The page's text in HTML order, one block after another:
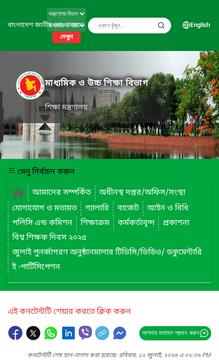
বাংলাদেশ জাতীয় তথ্য বাতায়ন
দেখুন
English
মাধ্যমিক ও উচ্চ শিক্ষা বিভাগ
শিক্ষা মন্ত্রণালয়
মেনু নির্বাচন করুন
আমাদের সম্পর্কিত
অধীনস্থ দপ্তর/অফিস/সংস্থা
যোগাযোগ ও মতামত
গ্যালারি বাজেট
আইন ও বিধি
পলিসি এন্ড কমিশন
শিক্ষাক্রম কর্মকর্তাবৃন্দ
প্রকাশনা
বিশ্ব শিক্ষক দিবস ২০২৫
জুলাই পুনর্জাগরণ অনুষ্ঠানমালার টিভিসি/ভিডিও/ ডকুমেন্টারি
ই -পার্টিসিপেশন
এই কনটেন্টটি শেয়ার করতে ক্লিক করুন
আপনার মতামত প্রদান করুন
কনটেন্টটি শেষ হাল-নাগাদ করা হয়েছে: রবিবার, ১২ জুলাই, ২০২৬ এ ০২:৩৬ PM